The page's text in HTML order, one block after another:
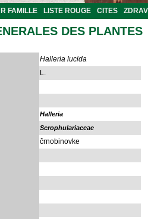
FAMILLE LISTE ROUGE CITES
DES PLANTES
Halleria lucida
L.
Halleria
Scrophulariaceae
črnobinovke